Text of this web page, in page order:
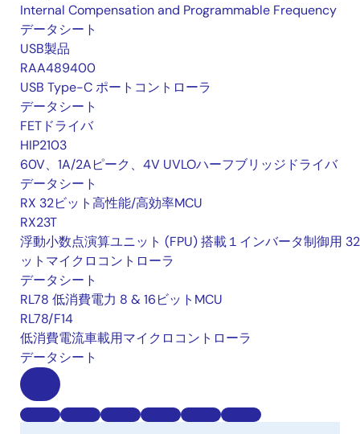
Internal Compensation and Programmable Frequency
データシート
USB製品
RAA489400
USB Type-C ポートコントローラ
データシート
FETドライバ
HIP2103
60V、1A/2Aピーク、4V UVLOハーフブリッジドライバ
データシート
RX 32ビット高性能/高効率MCU
RX23T
浮動小数点演算ユニット (FPU) 搭載１インバータ制御用
ットマイクロコントローラ
データシート
RL78 低消費電力 8 & 16ビットMCU
RL78/F14
低消費電流車載用マイクロコントローラ
データシート